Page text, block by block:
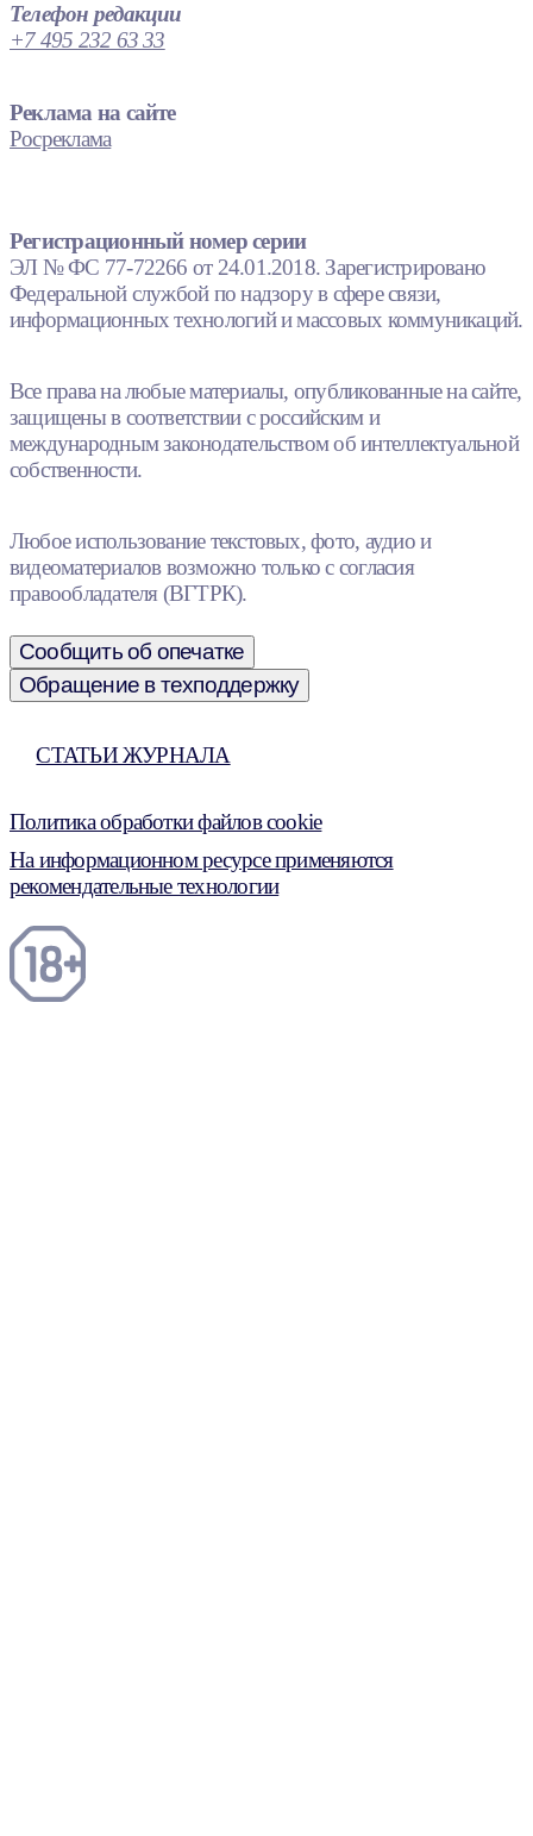
Телефон редакции
+7 495 232 63 33
Реклама на сайте
Росреклама
Регистрационный номер серии
ЭЛ № ФС 77-72266 от 24.01.2018. Зарегистрировано
Федеральной службой по надзору в сфере связи,
информационных технологий и массовых коммуникаций.
Все права на любые материалы, опубликованные на сайте,
защищены в соответствии с российским и
международным законодательством об интеллектуальной
собственности.
Любое использование текстовых, фото, аудио и
видеоматериалов возможно только с согласия
правообладателя (ВГТРК).
Сообщить об опечатке
Обращение в техподдержку
СТАТЬИ ЖУРНАЛА
Политика обработки файлов cookie
На информационном ресурсе применяются
рекомендательные технологии